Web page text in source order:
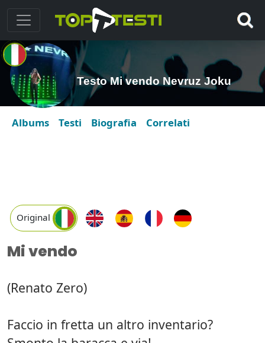
Testo Mi vendo Nevruz Joku
Albums Testi Biografia Correlati
Original
Mi vendo
(Renato Zero)
Faccio in fretta un altro inventario?